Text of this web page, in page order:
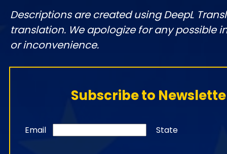
Descriptions are created using DeepL
translation. We apologize for any possible
or inconvenience.
Subscribe to
Email State